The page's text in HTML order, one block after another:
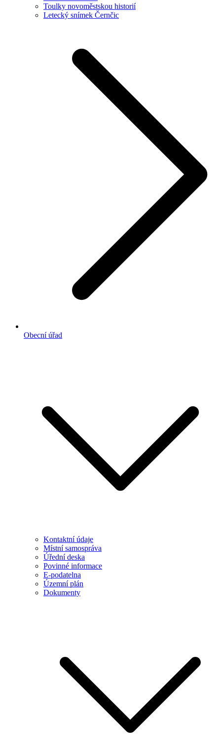
Toulky novoměstskou historií
Letecký snímek Černčic
Obecní úřad
Kontaktní údaje
Místní samospráva
Úřední deska
Povinné informace
E-podatelna
Územní plán
Dokumenty